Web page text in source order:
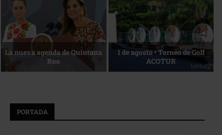
Reconocimiento de viajeros La esencia del servicio
PORTADA